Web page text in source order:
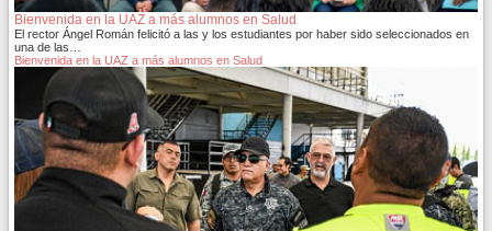
Bienvenida en la UAZ a más alumnos en Salud
El rector Ángel Román felicitó a las y los estudiantes por haber sido seleccionados en
una de las…
Bienvenida en la UAZ a más alumnos en Salud